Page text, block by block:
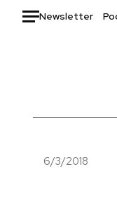
Newsletter
Italia
Politica
6/3/2018